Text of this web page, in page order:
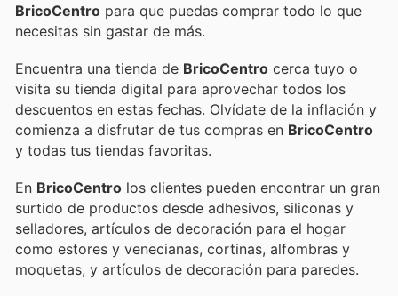
BricoCentro para que puedas comprar todo lo que
necesitas sin gastar de más.
Encuentra una tienda de BricoCentro cerca tuyo o
visita su tienda digital para aprovechar todos los
descuentos en estas fechas. Olvídate de la inflación y
comienza a disfrutar de tus compras en BricoCentro
y todas tus tiendas favoritas.
En BricoCentro los clientes pueden encontrar un gran
surtido de productos desde adhesivos, siliconas y
selladores, artículos de decoración para el hogar
como estores y venecianas, cortinas, alfombras y
moquetas, y artículos de decoración para paredes.